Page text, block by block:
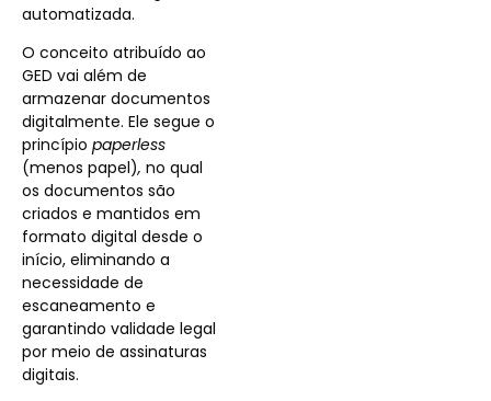
automatizada.
O conceito atribuído ao
GED vai além de
armazenar documentos
digitalmente. Ele segue o
princípio paperless
(menos papel), no qual
os documentos são
criados e mantidos em
formato digital desde o
início, eliminando a
necessidade de
escaneamento e
garantindo validade legal
por meio de assinaturas
digitais.